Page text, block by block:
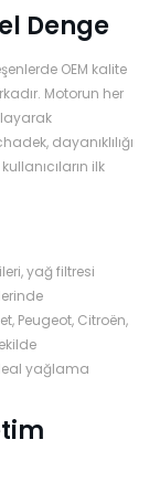
Denge
OEM kalite
Motorun her
dayanıklılığı
ilk
yağ filtresi
Peugeot, Citroën,
yağlama